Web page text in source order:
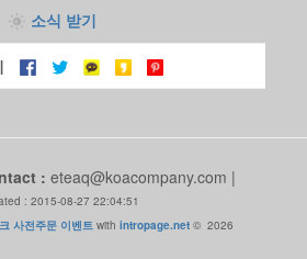
소식 받기
:eteaq@koacompany.com |
: 2015-08-27 22:04:51
사전주문 이벤트 withintropage.net © 2026